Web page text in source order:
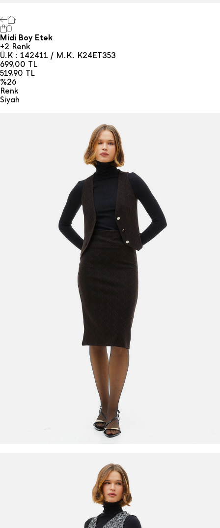
0
Midi Boy Etek
+2 Renk
Ü.K : 142411 / M.K. K24ET353
699,00 TL
519,90 TL
%26
Renk
Si̇yah